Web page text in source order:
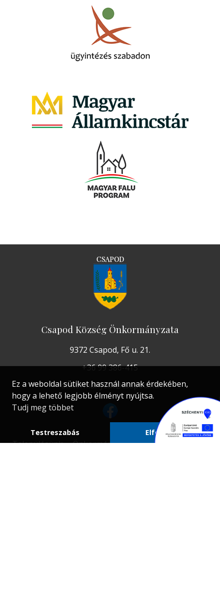
Csapod Község Önkormányzata
9372 Csapod, Fő u. 21.
+36 99 386-415
onkormanyzat@csapod.hu
Településünk Önkormányzat
DOKUMENTUMOK
Ez a weboldal sütiket használ annak érdekében,
hogy a lehető legjobb élményt nyújtsa.
Tudj meg többet
Testreszabás Elfogadom